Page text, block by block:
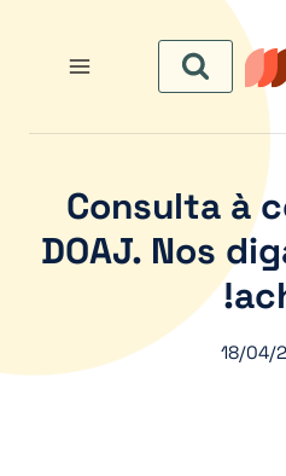
Consulta à
DOAJ. Nos
18/04/